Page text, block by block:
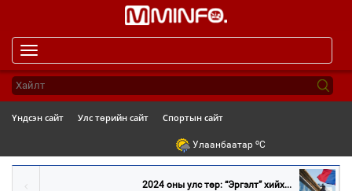
navigation
Үндсэн сайт Улс төрийн сайт Спортын сайт
Улаанбаатар oC
2024 оны улс төр: “Эргэлт” хийх...